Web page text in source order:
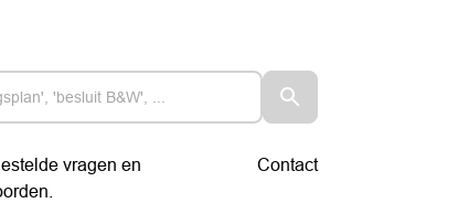
vragen en
Contact